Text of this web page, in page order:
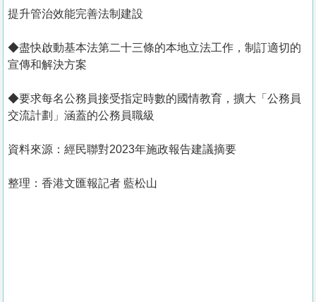
提升管治效能完善法制建設
◆盡快啟動基本法第二十三條的本地立法工作，制訂適切的
宣傳和解決方案
◆要求每名公務員接受指定時數的國情教育，擴大「公務員
交流計劃」涵蓋的公務員職級
資料來源：經民聯對2023年施政報告建議摘要
整理：香港文匯報記者 藍松山